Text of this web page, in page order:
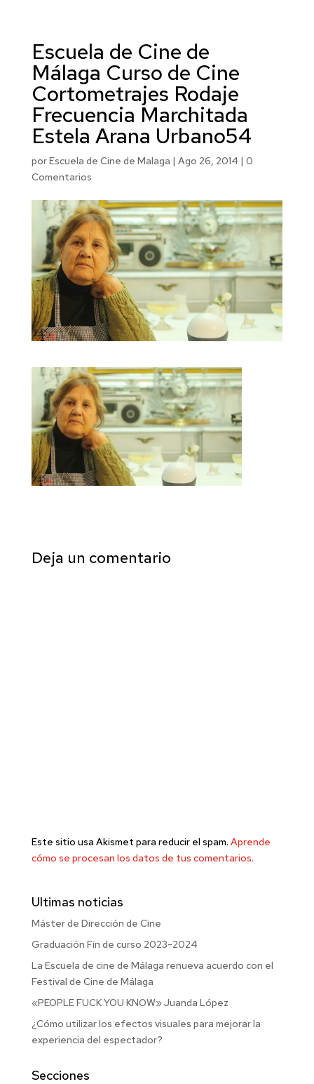
Escuela de Cine de
Málaga Curso de Cine
Cortometrajes Rodaje
Frecuencia Marchitada
Estela Arana Urbano54
porEscuela de Cine de Malaga | Ago 26, 2014 | 0
Comentarios
Deja un comentario
Este sitio usa Akismet para reducir el spam. Aprende
cómo se procesan los datos de tus comentarios.
Ultimas noticias
Máster de Dirección de Cine
Graduación Fin de curso 2023-2024
La Escuela de cine de Málaga renueva acuerdo con el
Festival de Cine de Málaga
«PEOPLE FUCK YOU KNOW» Juanda López
¿Cómo utilizar los efectos visuales para mejorar la
experiencia del espectador?
Secciones